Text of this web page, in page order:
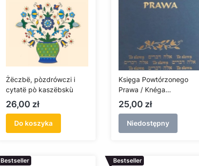
Żëczbë, pòzdrówczi i
cytatë pò kaszëbskù
Cena
26,00 zł
Do koszyka
Księga Powtórzonego
Prawa / Knéga
Pòwtórzonégò Prawa
Cena
25,00 zł
Niedostępny
Bestseller Bestseller